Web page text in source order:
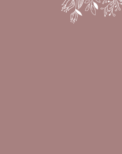
DÍAS HORAS